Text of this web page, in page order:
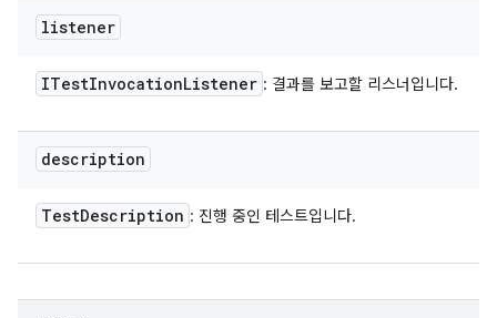
listener
ITestInvocationListener : 결과를 보고할 리스너입니다.
description
TestDescription : 진행 중인 테스트입니다.